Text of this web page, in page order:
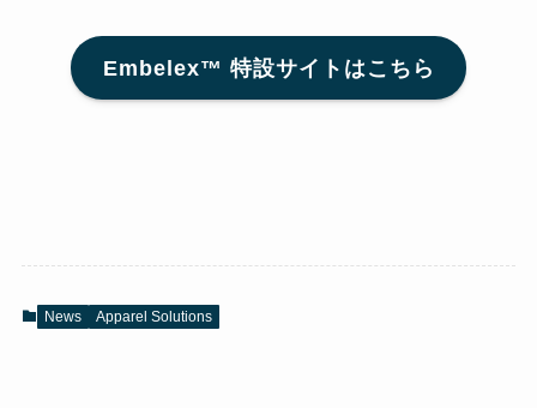
Embelex™ 特設サイトはこちら
News Apparel Solutions